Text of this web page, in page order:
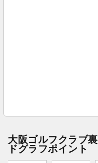
大阪ゴルフクラブ
ドグラフポイント